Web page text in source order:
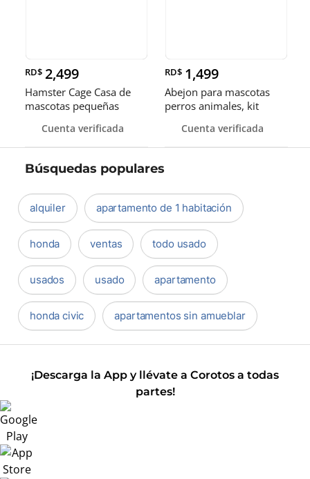
RD$ 2,499
Hamster Cage Casa de
mascotas pequeñas
Cuenta verificada
RD$ 1,499
Abejon para mascotas
perros animales, kit
Cuenta verificada
Búsquedas populares
alquiler apartamento de 1 habitación
honda ventas todo usado
usados usado apartamento
honda civic apartamentos sin amueblar
¡Descarga la App y llévate a Corotos a todas
partes!